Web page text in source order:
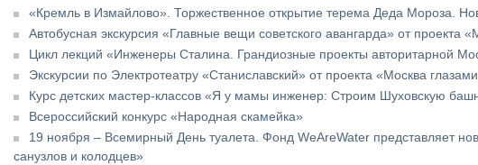
«Кремль в Измайлово». Торжественное открытие терема Деда Мороза.
Автобусная экскурсия «Главные вещи советского авангарда» от проекта
Цикл лекций «Инженеры Сталина. Грандиозные проекты авторитарной
Экскурсии по Электротеатру «Станиславский» от проекта «Москва
Курс детских мастер-классов «Я у мамы инженер: Строим Шуховскую
Всероссийский конкурс «Народная скамейка»
19 ноября – Всемирный День туалета. Фонд WeAreWater представляет
санузлов и колодцев»